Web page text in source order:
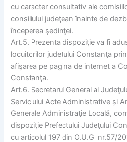
cu caracter consultativ ale
consiliului judeţean înainte de
începerea şedinţei.
Art.5. Prezenta dispoziţie va fi
locuitorilor judeţului Constanţa
afişarea pe pagina de internet a
Constanţa.
Art.6. Secretarul General al
Serviciului Acte Administrative și
Generale Administraţie Locală,
dispoziţie Prefectului Judeţului
cu articolul 197 din O.U.G. nr.57/